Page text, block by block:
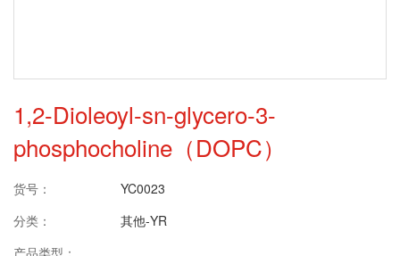
1,2-Dioleoyl-sn-glycero-3-
phosphocholine（DOPC）
货号：
YC0023
分类：
其他-YR
产品类型：